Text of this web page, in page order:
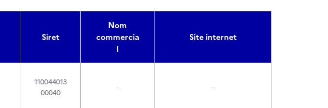
Siret
Nom
commercia
l
Site internet
110044013
00040
- -